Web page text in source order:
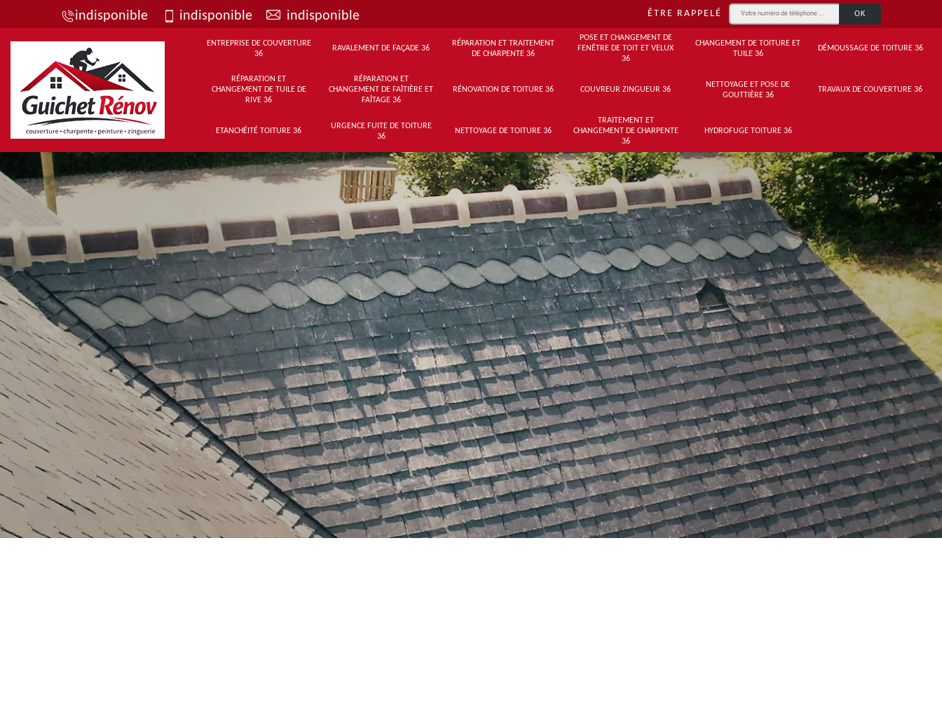
indisponible indisponible indisponible ÊTRE RAPPELÉ
ENTREPRISE DE COUVERTURE
36
RAVALEMENT DE FAÇADE 36
RÉPARATION ET TRAITEMENT
DE CHARPENTE 36
POSE ET CHANGEMENT DE
FENÊTRE DE TOIT ET VELUX
36
CHANGEMENT DE TOITURE ET
TUILE 36
DÉMOUSSAGE DE TOITURE 36
RÉPARATION ET
CHANGEMENT DE TUILE DE
RIVE 36
RÉPARATION ET
CHANGEMENT DE FAÎTIÈRE ET
FAÎTAGE 36
RÉNOVATION DE TOITURE 36 COUVREUR ZINGUEUR 36
NETTOYAGE ET POSE DE
GOUTTIÈRE 36
TRAVAUX DE COUVERTURE 36
ETANCHÉITÉ TOITURE 36
URGENCE FUITE DE TOITURE
36
NETTOYAGE DE TOITURE 36
TRAITEMENT ET
CHANGEMENT DE CHARPENTE
36
HYDROFUGE TOITURE 36